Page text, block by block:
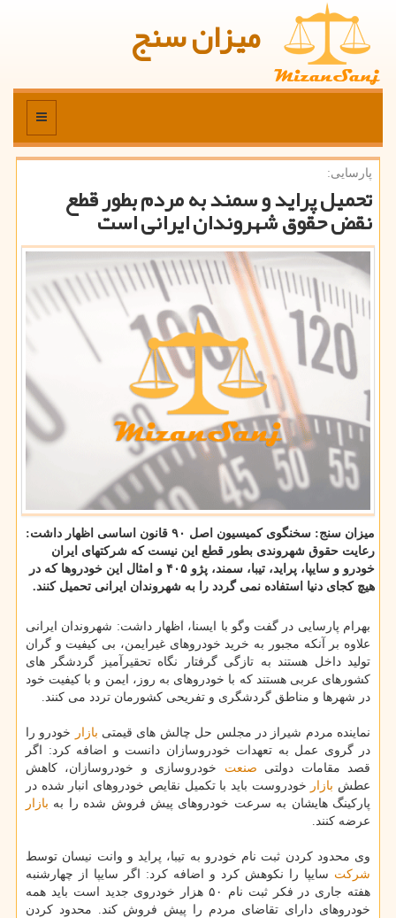
میزان سنج
منو
پارسایی:
تحمیل پراید و سمند به مردم بطور قطع
نقض حقوق شهروندان ایرانی است
میزان سنج: سخنگوی كمیسیون اصل ۹۰ قانون اساسی اظهار داشت:
رعایت حقوق شهروندی بطور قطع این نیست كه شركتهای ایران
خودرو و سایپا، پراید، تیبا، سمند، پژو ۴۰۵ و امثال این خودروها كه در
هیچ كجای دنیا استفاده نمی گردد را به شهروندان ایرانی تحمیل كنند.
بهرام پارسایی در گفت وگو با ایسنا، اظهار داشت: شهروندان ایرانی
علاوه بر آنكه مجبور به خرید خودروهای غیرایمن، بی كیفیت و گران
تولید داخل هستند به تازگی گرفتار نگاه تحقیرآمیز گردشگر های
كشورهای عربی هستند كه با خودروهای به روز، ایمن و با كیفیت خود
در شهرها و مناطق گردشگری و تفریحی كشورمان تردد می كنند.
نماینده مردم شیراز در مجلس حل چالش های قیمتی بازار
خودرو را
در گروی عمل به تعهدات خودروسازان دانست و اضافه كرد: اگر
قصد مقامات دولتی صنعت خودروسازی و خودروسازان، كاهش
عطش بازار خودروست باید با تكمیل نقایص خودروهای انبار شده در
پاركینگ هایشان به سرعت خودروهای پیش فروش شده را به بازار
عرضه كنند.
وی محدود كردن ثبت نام خودرو به تیبا، پراید و وانت نیسان توسط
شركت سایپا را نكوهش كرد و اضافه كرد: اگر سایپا از چهارشنبه
هفته جاری در فكر ثبت نام ۵۰ هزار خودروی جدید است باید همه
خودروهای دارای تقاضای مردم را پیش فروش كند. محدود كردن